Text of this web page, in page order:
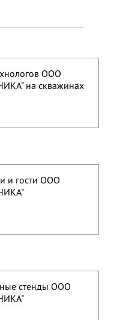
время. В
традиции и
Все новости »
СЕМИНАР В ПО
данных.
ООО
на скважинах
и гости ООО
стенды ООО